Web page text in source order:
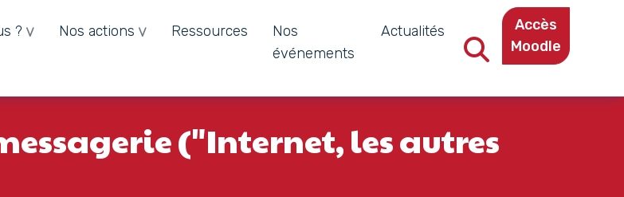
? Nos actions Ressources
Nos
événements
Actualités
Accès
Moodle
("Internet, les autres